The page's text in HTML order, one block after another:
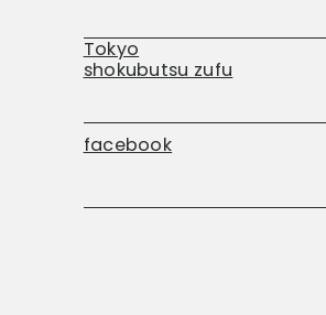
Tokyo
shokubutsu zufu
facebook